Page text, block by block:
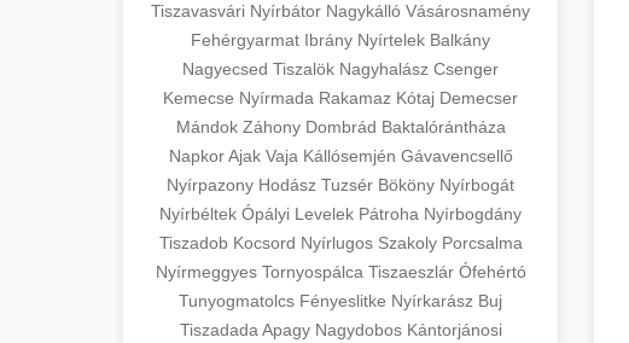
en.wikipedia.org
economic concepts
Expert search engine optimization
services to improve your website's
visibility and organic traffic. Technical
SEO, content optimization, and more.
onlinemarketing101.biz
search optimization experts
💎 9. mellplasztika +
Professional breast augmentation
services with experienced surgeons.
Learn about procedures, recovery, and
consultation options for cosmetic
enhancement.
szeptest.com
✨ 10. hasplasztika +
Expert tummy tuck procedures to
achieve a flatter, more toned
abdomen. Consultation with certified
plastic surgeons and comprehensive
👁️ szemhejplasztika +
Professional blepharoplasty
Tiszavasvári Nyírbátor Nagykálló Vásárosnamény
Fehérgyarmat Ibrány Nyírtelek Balkány
Nagyecsed Tiszalök Nagyhalász Csenger
Kemecse Nyírmada Rakamaz Kótaj Demecser
Mándok Záhony Dombrád Baktalórántháza
NapkorAjak Vaja Kállósemjén Gávavencsellő
Nyírpazony Hodász Tuzsér Bököny Nyírbogát
Nyírbéltek Ópályi Levelek Pátroha Nyírbogdány
Tiszadob Kocsord Nyírlugos Szakoly Porcsalma
Nyírmeggyes Tornyospálca Tiszaeszlár Ófehértó
Tunyogmatolcs Fényeslitke Nyírkarász Buj
Tiszadada Apagy Nagydobos Kántorjánosi